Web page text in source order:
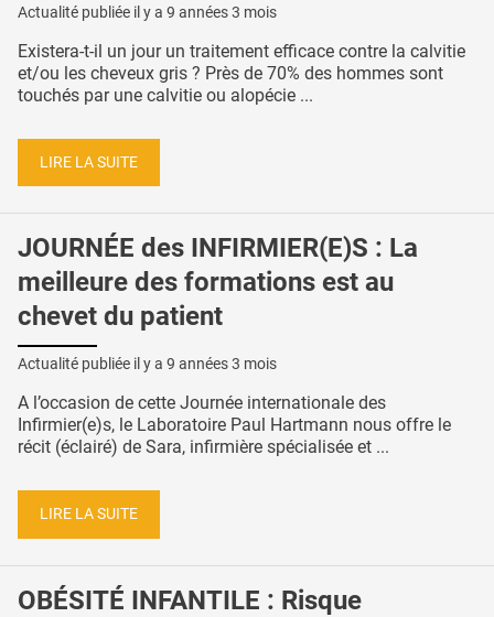
Actualité publiée il y a 9 années 3 mois
Existera-t-il un jour un traitement efficace contre la calvitie
et/ou les cheveux gris ? Près de 70% des hommes sont
touchés par une calvitie ou alopécie ...
LIRE LA SUITE
JOURNÉE des INFIRMIER(E)S : La
meilleure des formations est au
chevet du patient
Actualité publiée il y a 9 années 3 mois
A l’occasion de cette Journée internationale des
Infirmier(e)s, le Laboratoire Paul Hartmann nous offre le
récit (éclairé) de Sara, infirmière spécialisée et ...
LIRE LA SUITE
OBÉSITÉ INFANTILE : Risque